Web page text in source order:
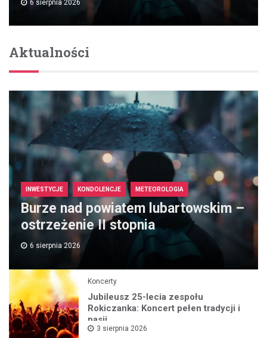
6 sierpnia 2026
Aktualności
INWESTYCJE KONDOLENCJE METEOROLOGIA
Burze nad powiatem lubartowskim –
ostrzeżenie II stopnia
6 sierpnia 2026
Koncerty
Jubileusz 25-lecia zespołu
Rokiczanka: Koncert pełen tradycji i
pasji
3 sierpnia 2026